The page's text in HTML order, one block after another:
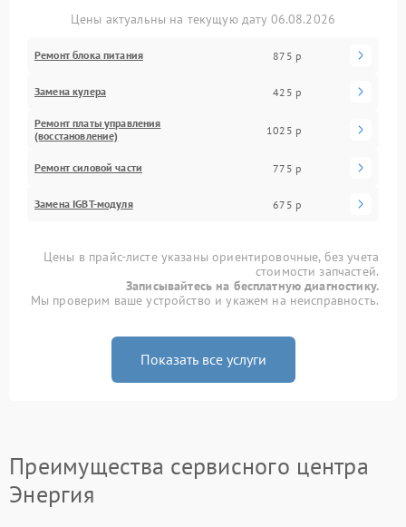
Цены актуальны на текущую дату 06.08.2026
Ремонт блока питания 875 р
Замена кулера 425 р
Ремонт платы управления
(восстановление)
1025 р
Ремонт силовой части 775 р
Замена IGBT-модуля 675 р
Цены в прайс-листе указаны ориентировочные, без учета
стоимости запчастей.
Записывайтесь на бесплатную диагностику.
Мы проверим ваше устройство и укажем на неисправность.
Показать все услуги
Преимущества сервисного центра
Энергия